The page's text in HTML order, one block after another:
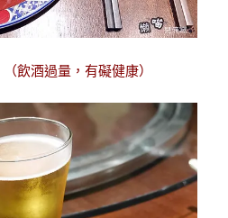
（飲酒過量，有礙健康）